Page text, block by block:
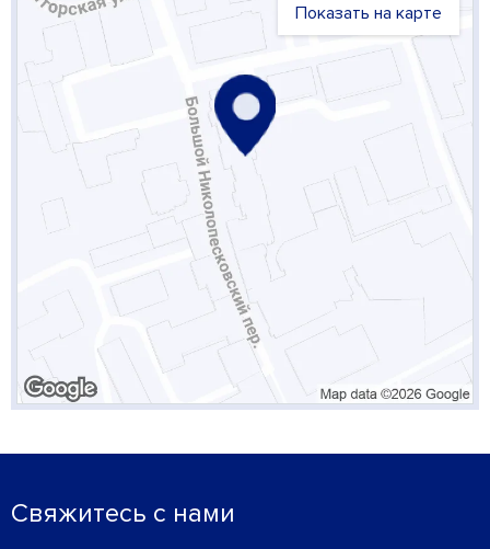
Показать на карте
Свяжитесь с нами